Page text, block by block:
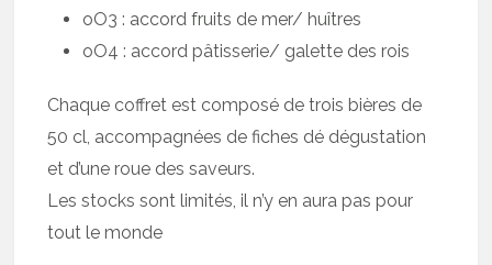
oO3 : accord fruits de mer/ huîtres
oO4 : accord pâtisserie/ galette des rois
Chaque coffret est composé de trois bières de
50 cl, accompagnées de fiches dé dégustation
et d’une roue des saveurs.
Les stocks sont limités, il n’y en aura pas pour
tout le monde